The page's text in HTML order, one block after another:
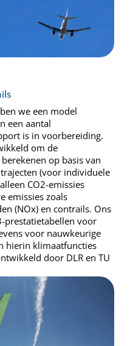
we een model
een aantal
is in voorbereiding.
om de
op basis van
(voor individuele
CO2-emissies
emissies zoals
(NOx) en contrails. Ons
prestatietabellen voor
voor nauwkeurige
hierin klimaatfuncties
door DLR en TU